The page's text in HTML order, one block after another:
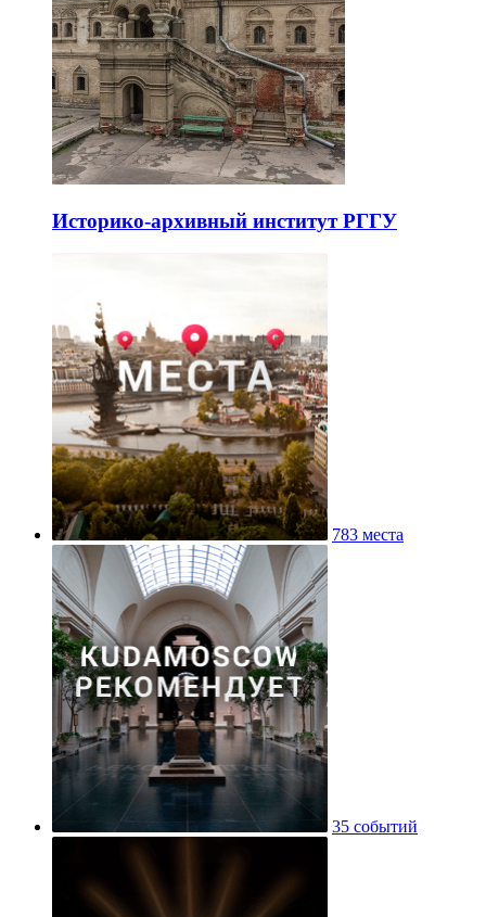
Историко-архивный институт РГГУ
783 места
35 событий